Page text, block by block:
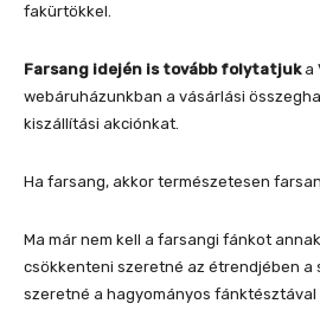
fakürtökkel.
Farsang idején is tovább folytatjuka
webáruházunkban a vásárlási
kiszállítási akciónkat.
Ha farsang, akkor természetesen
Ma már nem kell a farsangi fánkot
csökkenteni szeretné az étrendjében a
szeretné a hagyományos fánktésztával